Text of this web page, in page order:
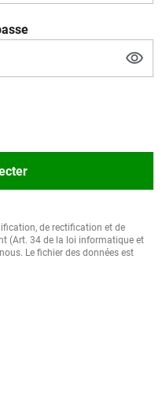
de rectification et de
(Art. 34 de la loi informatique et
Le fichier des données est